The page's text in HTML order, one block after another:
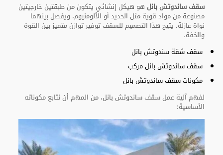
سقف ساندوتش بانل هو هيكل إنشائي يتكون من طبقتين خارجيتين
مصنوعة من مواد قوية مثل الحديد أو الألومنيوم، ويفصل بينهما
نواة عازلة. يتيح هذا التصميم للسقف توفير توازن متميز بين القوة
والخفة.
سقف شقة سندوتش بانل
سقف ساندوتش بانل مركب
مكونات سقف ساندوتش بانل
لفهم آلية عمل سقف ساندوتش بانل، من المهم أن نتابع مكوناته
الأساسية: